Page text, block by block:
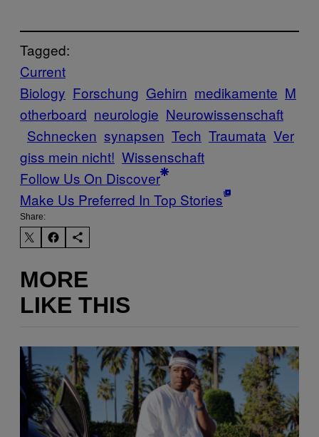
Tagged:
Current
Biology Forschung Gehirn medikamente M
otherboard neurologie Neurowissenschaft
Schnecken synapsen Tech Traumata Ver
giss mein nicht! Wissenschaft
Follow Us On Discover
Make Us Preferred In Top Stories
Share:
MORE
LIKE THIS